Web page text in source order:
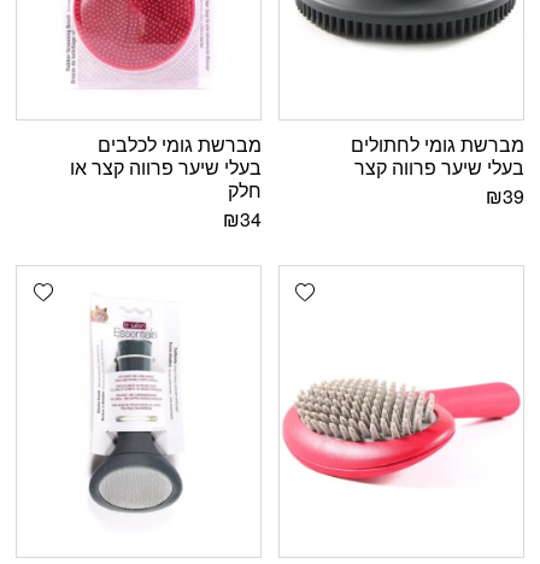
מברשת גומי לחתולים
בעלי שיער פרווה קצר
₪39
מברשת גומי לכלבים
בעלי שיער פרווה קצר או
חלק
₪34
Add wishlist